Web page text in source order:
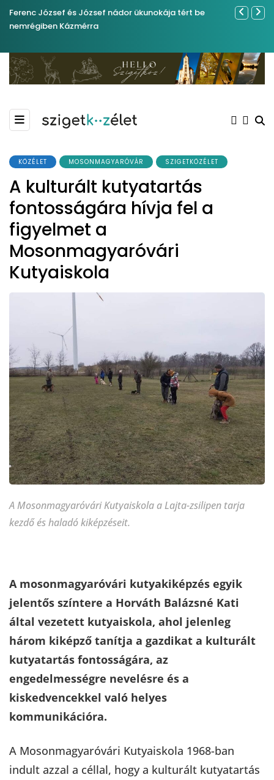
Ferenc József és József nádor ükunokája tért be
nemrégiben Kázmérra
Sose
KÖZÉLET MOSONMAGYARÓVÁR SZIGETKÖZÉLET
A kulturált kutyatartás
fontosságára hívja fel a
figyelmet a
Mosonmagyaróvári
Kutyaiskola
A Mosonmagyaróvári Kutyaiskola a Lajta-zsilipen tarja
kezdő és haladó kiképzéseit.
A mosonmagyaróvári kutyakiképzés egyik
jelentős színtere a Horváth Balázsné Kati
által vezetett kutyaiskola, ahol jelenleg
három kiképző tanítja a gazdikat a kulturált
kutyatartás fontosságára, az
engedelmességre nevelésre és a
kiskedvencekkel való helyes
kommunikációra.
A Mosonmagyaróvári Kutyaiskola 1968-ban
indult azzal a céllal, hogy a kulturált kutyatartás